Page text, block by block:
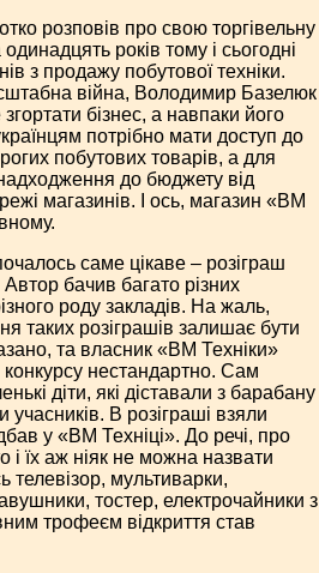
розповів про свою торгівельну
років тому і сьогодні
з продажу побутової техніки.
війна, Володимир Базелюк
бізнес, а навпаки його
потрібно мати доступ до
побутових товарів, а для
до бюджету від
магазинів. І ось, магазин «ВМ
саме цікаве – розіграш
бачив багато різних
роду закладів. На жаль,
таких розіграшів залишає бути
та власник «ВМ Техніки»
нестандартно. Сам
діти, які діставали з барабану
В розіграші взяли
у «ВМ Техніці». До речі, про
і їх аж ніяк не можна назвати
телевізор, мультиварки,
тостер, електрочайники з
трофеєм відкриття став